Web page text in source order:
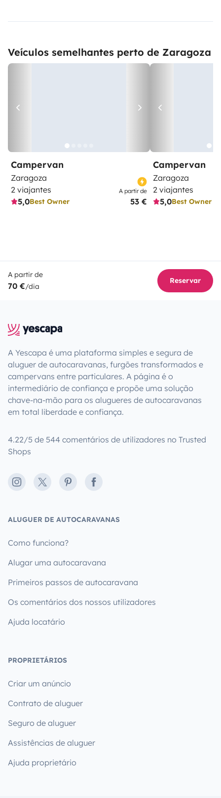
Veículos semelhantes perto de Zaragoza
Campervan
Zaragoza
2 viajantes
5,0Best Owner
A partir de
53 €
Campervan
Zaragoza
2 viajantes
5,0Best Owner
A partir de
70 €/dia
Reservar
A Yescapa é uma plataforma simples e segura de
aluguer de autocaravanas, furgões transformados e
campervans entre particulares. A página é o
intermediário de confiança e propõe uma solução
chave-na-mão para os alugueres de autocaravanas
em total liberdade e confiança.
4.22/5 de 544 comentários de utilizadores no Trusted
Shops
Instagram
X PinterestFacebook
ALUGUER DE AUTOCARAVANAS
Como funciona?
Alugar uma autocaravana
Primeiros passos de autocaravana
Os comentários dos nossos utilizadores
Ajuda locatário
PROPRIETÁRIOS
Criar um anúncio
Contrato de aluguer
Seguro de aluguer
Assistências de aluguer
Ajuda proprietário